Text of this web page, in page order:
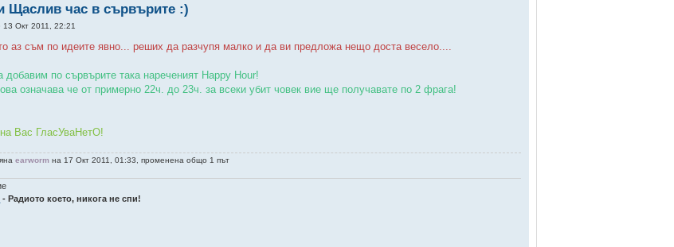
Щаслив час в сървърите :)
13 Окт 2011, 22:21
аз съм по идеите явно... реших да разчупя малко и да ви предложа нещо доста весело....
добавим по сървърите така нареченият Happy Hour!
означава че от примерно 22ч. до 23ч. за всеки убит човек вие ще получавате по 2 фрага!
Вас ГласУваНетО!
earworm на 17 Окт 2011, 01:33, променена общо 1 път
- Радиото което, никога не спи!